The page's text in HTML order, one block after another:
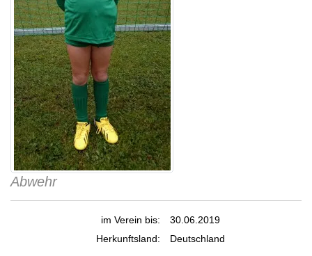
Abwehr
im Verein bis:
30.06.2019
Herkunftsland:
Deutschland